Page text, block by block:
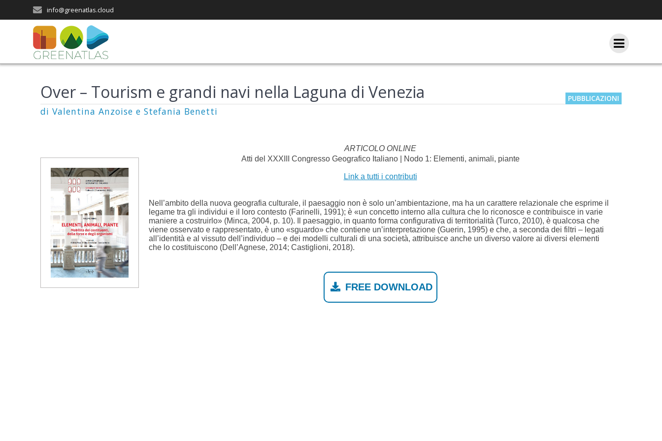
al
contenuto
info@greenatlas.cloud
PUBBLICAZIONI
Over – Tourism e grandi navi nella Laguna di Venezia
di Valentina Anzoise e Stefania Benetti
ARTICOLO ONLINE
Atti del XXXIII Congresso Geografico Italiano | Nodo 1: Elementi, animali, piante
Link a tutti i contributi
Nell’ambito della nuova geografia culturale, il paesaggio non è solo un’ambientazione, ma ha un carattere relazionale che esprime il
legame tra gli individui e il loro contesto (Farinelli, 1991); è «un concetto interno alla cultura che lo riconosce e contribuisce in varie
maniere a costruirlo» (Minca, 2004, p. 10). Il paesaggio, in quanto forma configurativa di territorialità (Turco, 2010), è qualcosa che
viene osservato e rappresentato, è uno «sguardo» che contiene un’interpretazione (Guerin, 1995) e che, a seconda dei filtri – legati
all’identità e al vissuto dell’individuo – e dei modelli culturali di una società, attribuisce anche un diverso valore ai diversi elementi
che lo costituiscono (Dell’Agnese, 2014; Castiglioni, 2018).
FREE DOWNLOAD